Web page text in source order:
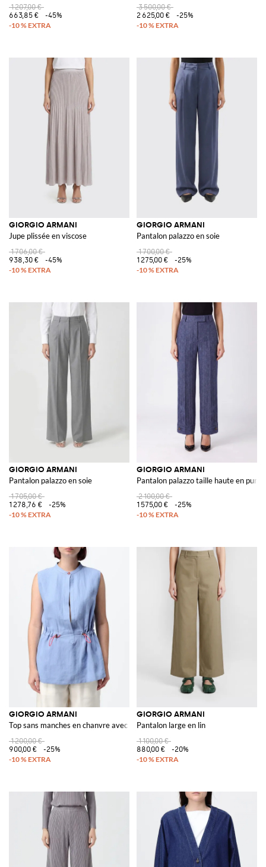
1 207,00 €
663,85 €
-45%
3 500,00 €
2 625,00 €
-25%
GIORGIO ARMANI
Jupe plissée en viscose
1 706,00 €
938,30 €
-45%
GIORGIO ARMANI
Pantalon palazzo en soie
1 700,00 €
1 275,00 €
-25%
GIORGIO ARMANI
Pantalon palazzo en soie
1 705,00 €
1 278,76 €
-25%
GIORGIO ARMANI
Pantalon palazzo taille haute en pure
2 100,00 €
1 575,00 €
-25%
GIORGIO ARMANI
Top sans manches en chanvre avec col rond et cordon de serrage à la taille
1 200,00 €
900,00 €
-25%
GIORGIO ARMANI
Pantalon large en lin
1 100,00 €
880,00 €
-20%